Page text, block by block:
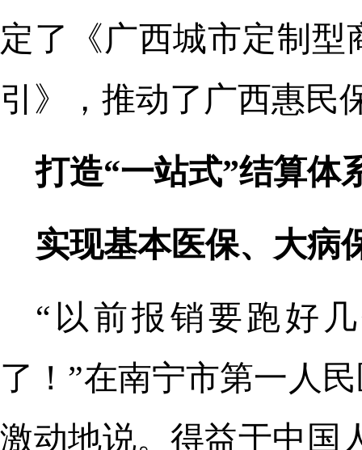
定了《广西城市定制
引》，推动了广西惠民
打造“一站式”结算体
实现基本医保、大病
“以前报销要跑好
了！”在南宁市第一人
激动地说。得益于中国